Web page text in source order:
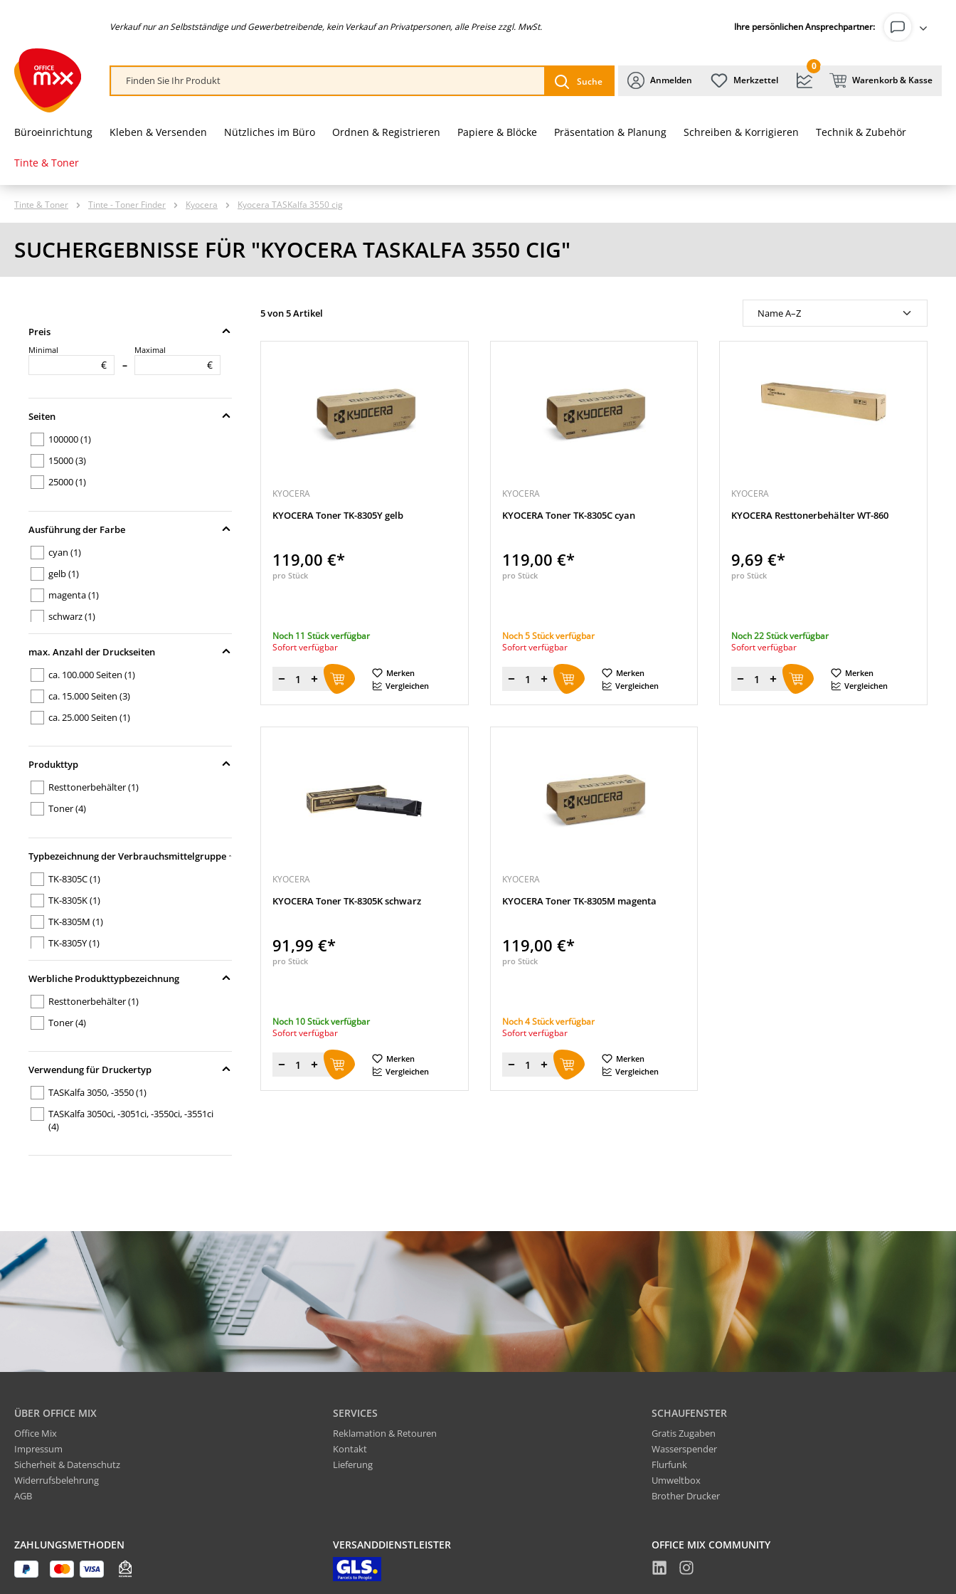
Verkauf nur an Selbstständige und Gewerbetreibende, kein Verkauf an Privatpersonen, alle Preise zzgl. MwSt. Ihre persönlichen Ansprechpartner:
Suche Anmelden Merkzettel
0
Warenkorb & Kasse
Büroeinrichtung Kleben & Versenden Nützliches im Büro Ordnen & Registrieren Papiere & Blöcke Präsentation & Planung Schreiben & Korrigieren Technik & Zubehör
Tinte & Toner
Tinte & Toner Tinte - Toner Finder Kyocera Kyocera TASKalfa 3550 cig
SUCHERGEBNISSE FÜR "KYOCERA TASKALFA 3550 CIG"
Preis
Minimal
€ –
Maximal
€
Seiten
100000(1)
15000(3)
25000(1)
Ausführung der Farbe
cyan (1)
gelb(1)
magenta(1)
schwarz(1)
max. Anzahl der Druckseiten
ca. 100.000 Seiten (1)
ca. 15.000 Seiten (3)
ca. 25.000 Seiten (1)
Produkttyp
Resttonerbehälter(1)
Toner(4)
Typbezeichnung der Verbrauchsmittelgruppe
TK-8305C(1)
TK-8305K(1)
TK-8305M (1)
TK-8305Y(1)
WT-860(1)
Werbliche Produkttypbezeichnung
Resttonerbehälter(1)
Toner(4)
Verwendung für Druckertyp
TASKalfa 3050, -3550(1)
TASKalfa 3050ci, -3051ci, -3550ci, -3551ci
(4)
5 von 5 Artikel
KYOCERA
KYOCERA Toner TK-8305Y gelb
119,00 €*
pro Stück
Noch 11 Stück verfügbar
Sofort verfügbar
Menge
Merken
Vergleichen
KYOCERA
KYOCERA Toner TK-8305C cyan
119,00 €*
pro Stück
Noch 5 Stück verfügbar
Sofort verfügbar
Menge
Merken
Vergleichen
KYOCERA
KYOCERA Resttonerbehälter WT-860
9,69 €*
pro Stück
Noch 22 Stück verfügbar
Sofort verfügbar
Menge
Merken
Vergleichen
KYOCERA
KYOCERA Toner TK-8305K schwarz
91,99 €*
pro Stück
Noch 10 Stück verfügbar
Sofort verfügbar
Menge
Merken
Vergleichen
KYOCERA
KYOCERA Toner TK-8305M magenta
119,00 €*
pro Stück
Noch 4 Stück verfügbar
Sofort verfügbar
Menge
Merken
Vergleichen
ÜBER OFFICE MIX
Office Mix
Impressum
Sicherheit & Datenschutz
Widerrufsbelehrung
AGB
SERVICES
Reklamation & Retouren
Kontakt
Lieferung
SCHAUFENSTER
Gratis Zugaben
Wasserspender
Flurfunk
Umweltbox
Brother Drucker
ZAHLUNGSMETHODEN VERSANDDIENSTLEISTER OFFICE MIX COMMUNITY